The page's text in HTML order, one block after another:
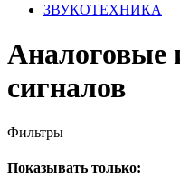
ЗВУКОТЕХНИКА
Аналоговые
сигналов
Фильтры
Показывать только: